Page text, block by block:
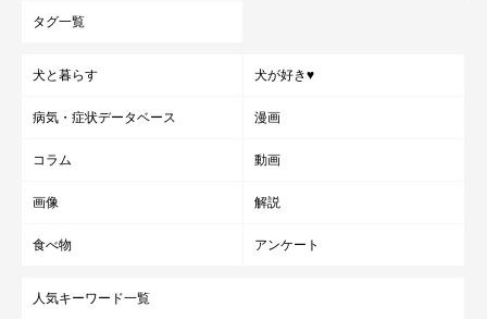
タグ一覧
犬と暮らす 犬が好き♥
病気・症状データベース 漫画
コラム 動画
画像 解説
食べ物 アンケート
人気キーワード一覧